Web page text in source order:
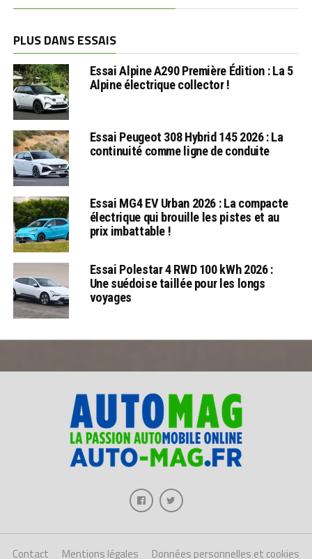
PLUS DANS ESSAIS
Essai Alpine A290 Première Édition : La 5
Alpine électrique collector !
Essai Peugeot 308 Hybrid 145 2026 : La
continuité comme ligne de conduite
Essai MG4 EV Urban 2026 : La compacte
électrique qui brouille les pistes et au
prix imbattable !
Essai Polestar 4 RWD 100 kWh 2026 :
Une suédoise taillée pour les longs
voyages
Contact Mentions légales Données personnelles et cookies